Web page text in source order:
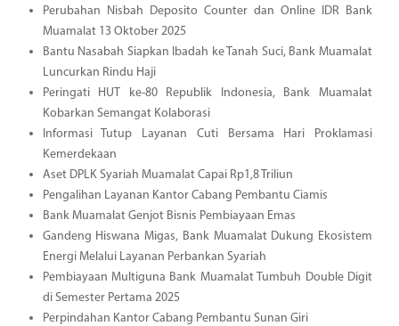
Perubahan Nisbah Deposito Counter dan Online IDR Bank
Muamalat 13 Oktober 2025
Bantu Nasabah Siapkan Ibadah ke Tanah Suci, Bank Muamalat
Luncurkan Rindu Haji
Peringati HUT ke-80 Republik Indonesia, Bank Muamalat
Kobarkan Semangat Kolaborasi
Informasi Tutup Layanan Cuti Bersama Hari Proklamasi
Kemerdekaan
Aset DPLK Syariah Muamalat Capai Rp1,8 Triliun
Pengalihan Layanan Kantor Cabang Pembantu Ciamis
Bank Muamalat Genjot Bisnis Pembiayaan Emas
Gandeng Hiswana Migas, Bank Muamalat Dukung Ekosistem
Energi Melalui Layanan Perbankan Syariah
Pembiayaan Multiguna Bank Muamalat Tumbuh Double Digit
di Semester Pertama 2025
Perpindahan Kantor Cabang Pembantu Sunan Giri